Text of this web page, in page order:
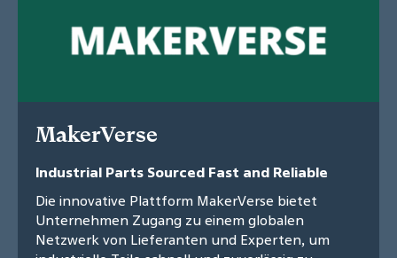
MakerVerse
Industrial Parts Sourced Fast and Reliable
Die innovative Plattform MakerVerse bietet
Unternehmen Zugang zu einem globalen
Netzwerk von Lieferanten und Experten, um